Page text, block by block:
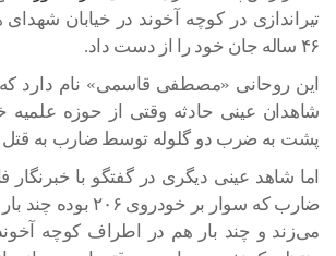
تیراندازی در کوچه آخوند در خیابان
۴۶ ساله جان خود را از دست داد.
این روحانی «مصطفی قاسمی» نام دارد که
شاهدان عینی حادثه وقتی از حوزه
پشت به ضرب دو گلوله توسط ضارب به
اما شاهد عینی دیگری در گفتگو با
ضارب که سوار بر
می‌زند و چند بار هم در اطراف کوچه